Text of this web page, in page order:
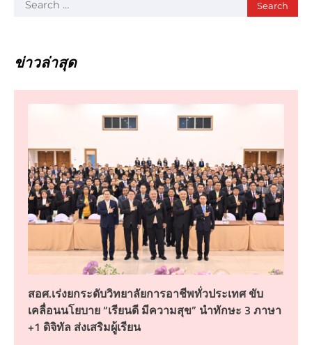
ข่าวล่าสุด
สอศ.เร่งยกระดับวิทยาลัยการอาชีพทั่วประเทศ ขับ
เคลื่อนนโยบาย “เรียนดี มีความสุข” นำทักษะ 3 ภาษา
+1 ดิจิทัล ส่งเสริมผู้เรียน